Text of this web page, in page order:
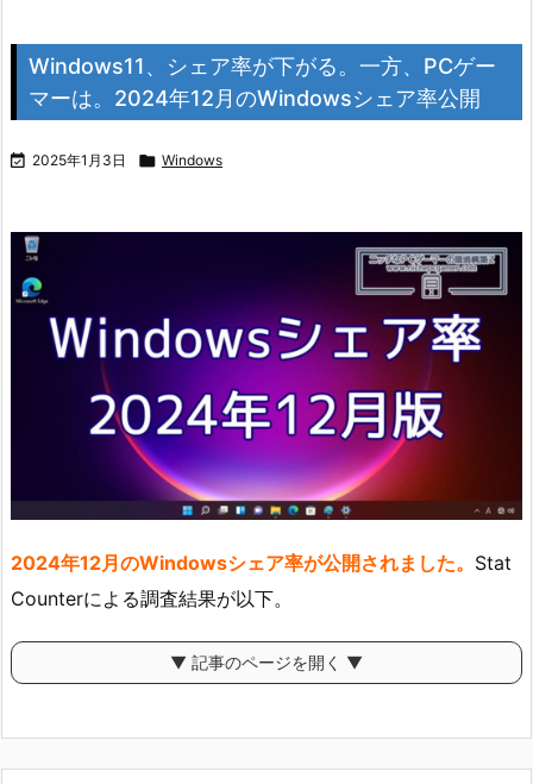
Windows11、シェア率が下がる。一方、PCゲー
マーは。2024年12月のWindowsシェア率公開
 2025年1月3日  Windows
2024年12月のWindowsシェア率が公開されました。 Stat
Counterによる調査結果が以下。
▼ 記事のページを開く ▼